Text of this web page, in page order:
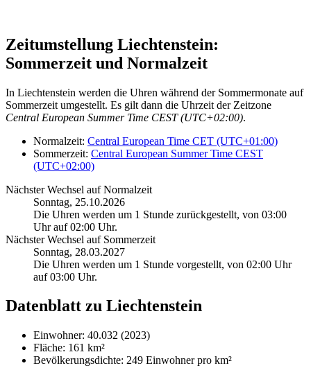
Zeitumstellung Liechtenstein:
Sommerzeit und Normalzeit
In Liechtenstein werden die Uhren während der Sommermonate auf
Sommerzeit umgestellt. Es gilt dann die Uhrzeit der Zeitzone
Central European Summer Time CEST (UTC+02:00).
Normalzeit: Central European Time CET (UTC+01:00)
Sommerzeit: Central European Summer Time CEST
(UTC+02:00)
Nächster Wechsel auf Normalzeit
Sonntag, 25.10.2026
Die Uhren werden um 1 Stunde zurückgestellt, von 03:00
Uhr auf 02:00 Uhr.
Nächster Wechsel auf Sommerzeit
Sonntag, 28.03.2027
Die Uhren werden um 1 Stunde vorgestellt, von 02:00 Uhr
auf 03:00 Uhr.
Datenblatt zu Liechtenstein
Einwohner: 40.032 (2023)
Fläche: 161 km²
Bevölkerungsdichte: 249 Einwohner pro km²